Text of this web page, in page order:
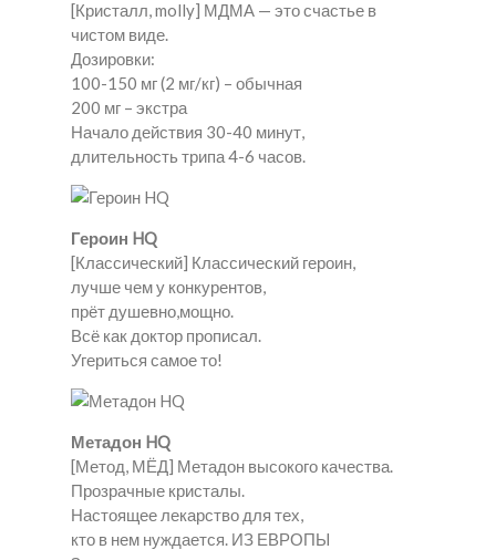
[Кристалл, molly] МДМА — это счастье в
чистом виде.
Дозировки:
100-150 мг (2 мг/кг) – обычная
200 мг – экстра
Начало действия 30-40 минут,
длительность трипа 4-6 часов.
Героин HQ
[Классический] Классический героин,
лучше чем у конкурентов,
прёт душевно,мощно.
Всё как доктор прописал.
Угериться самое то!
Метадон HQ
[Метод, МЁД] Метадон высокого качества.
Прозрачные кристалы.
Настоящее лекарство для тех,
кто в нем нуждается. ИЗ ЕВРОПЫ